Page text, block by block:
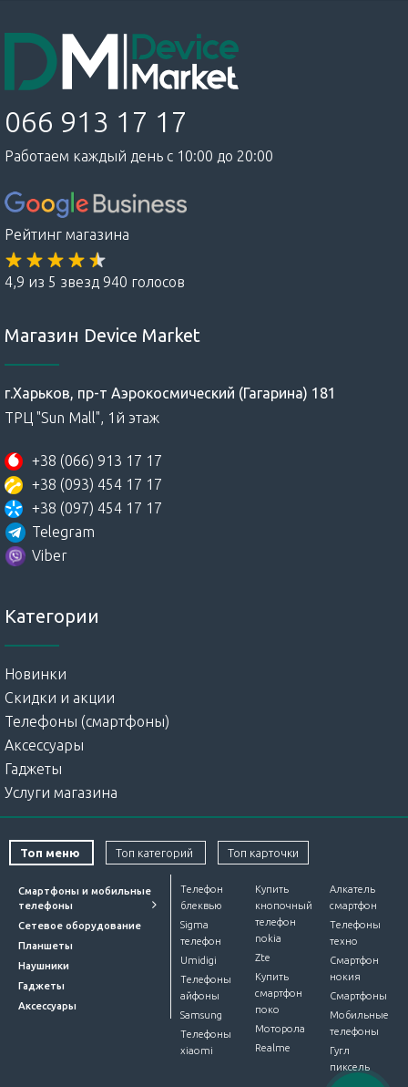
066 913 17 17
Работаем каждый день с 10:00 до 20:00
Рейтинг магазина
4,9 из 5 звезд 940 голосов
Магазин Device Market
г.Харьков, пр-т Аэрокосмический (Гагарина) 181
ТРЦ "Sun Mall", 1й этаж
+38 (066) 913 17 17
+38 (093) 454 17 17
+38 (097) 454 17 17
Telegram
Viber
Категории
Новинки
Скидки и акции
Телефоны (смартфоны)
Аксессуары
Гаджеты
Услуги магазина
Топ меню Топ категорий Топ карточки
Смартфоны и мобильные
телефоны
Сетевое оборудование
Планшеты
Наушники
Гаджеты
Аксессуары
Телефон
блеквью
Sigma
телефон
Umidigi
Телефоны
айфоны
Samsung
Телефоны
xiaomi
Купить
кнопочный
телефон
nokia
Zte
Купить
смартфон
поко
Моторола
Realme
Алкатель
смартфон
Телефоны
техно
Смартфон
нокия
Смартфоны
Мобильные
телефоны
Гугл
пиксель